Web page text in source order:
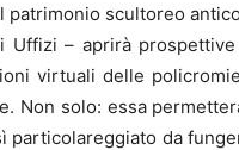
patrimonio scultoreo
Uffizi – aprirà
virtuali delle
Non solo: essa
da